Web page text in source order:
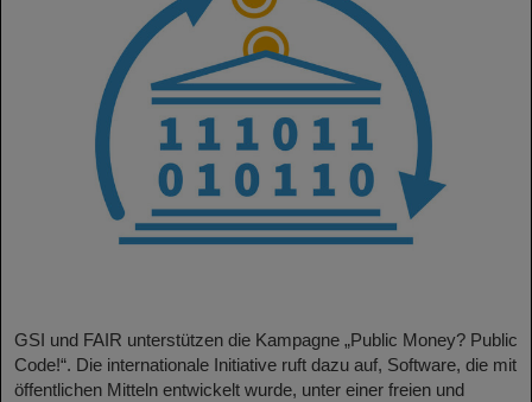
GSI und FAIR unterstützen die Kampagne „Public Money? Public
Code!“. Die internationale Initiative ruft dazu auf, Software, die mit
öffentlichen Mitteln entwickelt wurde, unter einer freien und